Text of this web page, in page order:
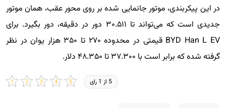
در این پیکربندی، موتور جانمایی شده بر روی محور عقب، همان موتور
جدیدی است که می‌تواند تا ۳۰.۵۱۱ دور در دقیقه، دور بگیرد. برای
BYD Han L EV قیمتی در محدوده ۲۷۰ تا ۳۵۰ هزار یوان در نظر
گرفته شده که برابر است با ۳۷.۳۰۰ تا ۴۸.۳۵۰ دلار.
5 از 1 رای